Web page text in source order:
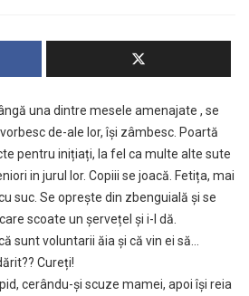
una dintre mesele amenajate , se
de-ale lor, își zâmbesc. Poartă
pentru inițiați, la fel ca multe alte sute
in jurul lor. Copiii se joacă. Fetița, mai
suc. Se oprește din zbenguială și se
scoate un șervețel și i-l dă.
sunt voluntarii ăia și că vin ei să…
Cureți!
cerându-și scuze mamei, apoi își reia